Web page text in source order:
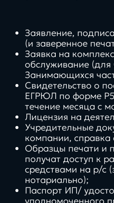
Заявление,
(и заверенное
Заявка на
обслуживание
Занимающихся
Свидетельство о
ЕГРЮЛ по форме
течение месяца с
Лицензия на
Учредительные
компании,
Образцы печати и
получат доступ к
средствами на р/с
нотариально);
Паспорт ИП/
уполномоченного